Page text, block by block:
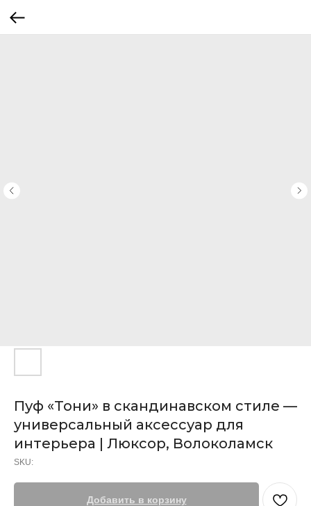
Пуф «Тони» в скандинавском стиле —
универсальный аксессуар для
интерьера | Люксор, Волоколамск
SKU:
Добавить в корзину